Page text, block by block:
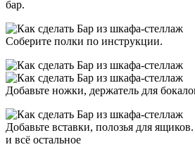
бар.
Соберите полки по инструкции.
Добавьте ножки, держатель для
Добавьте вставки, полозья для
и всё остальное